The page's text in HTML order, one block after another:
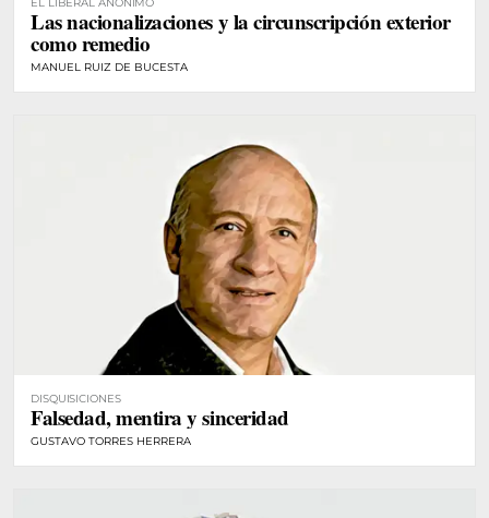
EL LIBERAL ANÓNIMO
Las nacionalizaciones y la circunscripción exterior
como remedio
MANUEL RUIZ DE BUCESTA
DISQUISICIONES
Falsedad, mentira y sinceridad
GUSTAVO TORRES HERRERA